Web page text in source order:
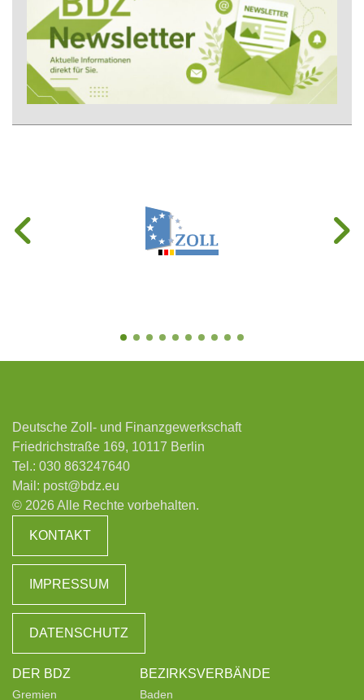
Deutsche Zoll- und Finanzgewerkschaft
Friedrichstraße 169, 10117 Berlin
Tel.: 030 863247640
Mail: post@bdz.eu
© 2026 Alle Rechte vorbehalten.
KONTAKT
IMPRESSUM
DATENSCHUTZ
DER BDZ
Gremien
BEZIRKSVERBÄNDE
Baden